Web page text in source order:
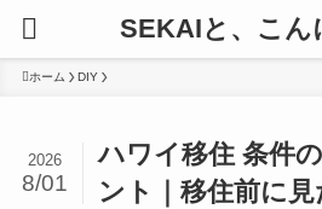
SEKAIと、こん
ホーム DIY
ハワイ移住 条件
ント｜移住前に
2026
8/01